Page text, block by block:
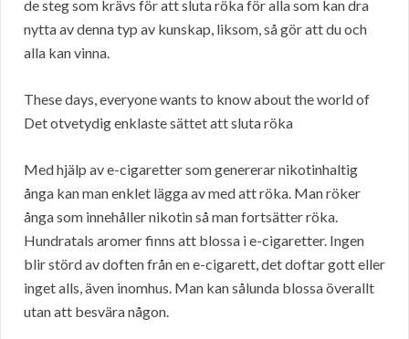
de steg som krävs för att sluta röka för alla som kan dra
nytta av denna typ av kunskap, liksom, så gör att du och
alla kan vinna.
These days, everyone wants to know about the world of
Det otvetydig enklaste sättet att sluta röka
Med hjälp av e-cigaretter som genererar nikotinhaltig
ånga kan man enklet lägga av med att röka. Man röker
ånga som innehåller nikotin så man fortsätter röka.
Hundratals aromer finns att blossa i e-cigaretter. Ingen
blir störd av doften från en e-cigarett, det doftar gott eller
inget alls, även inomhus. Man kan sålunda blossa överallt
utan att besvära någon.